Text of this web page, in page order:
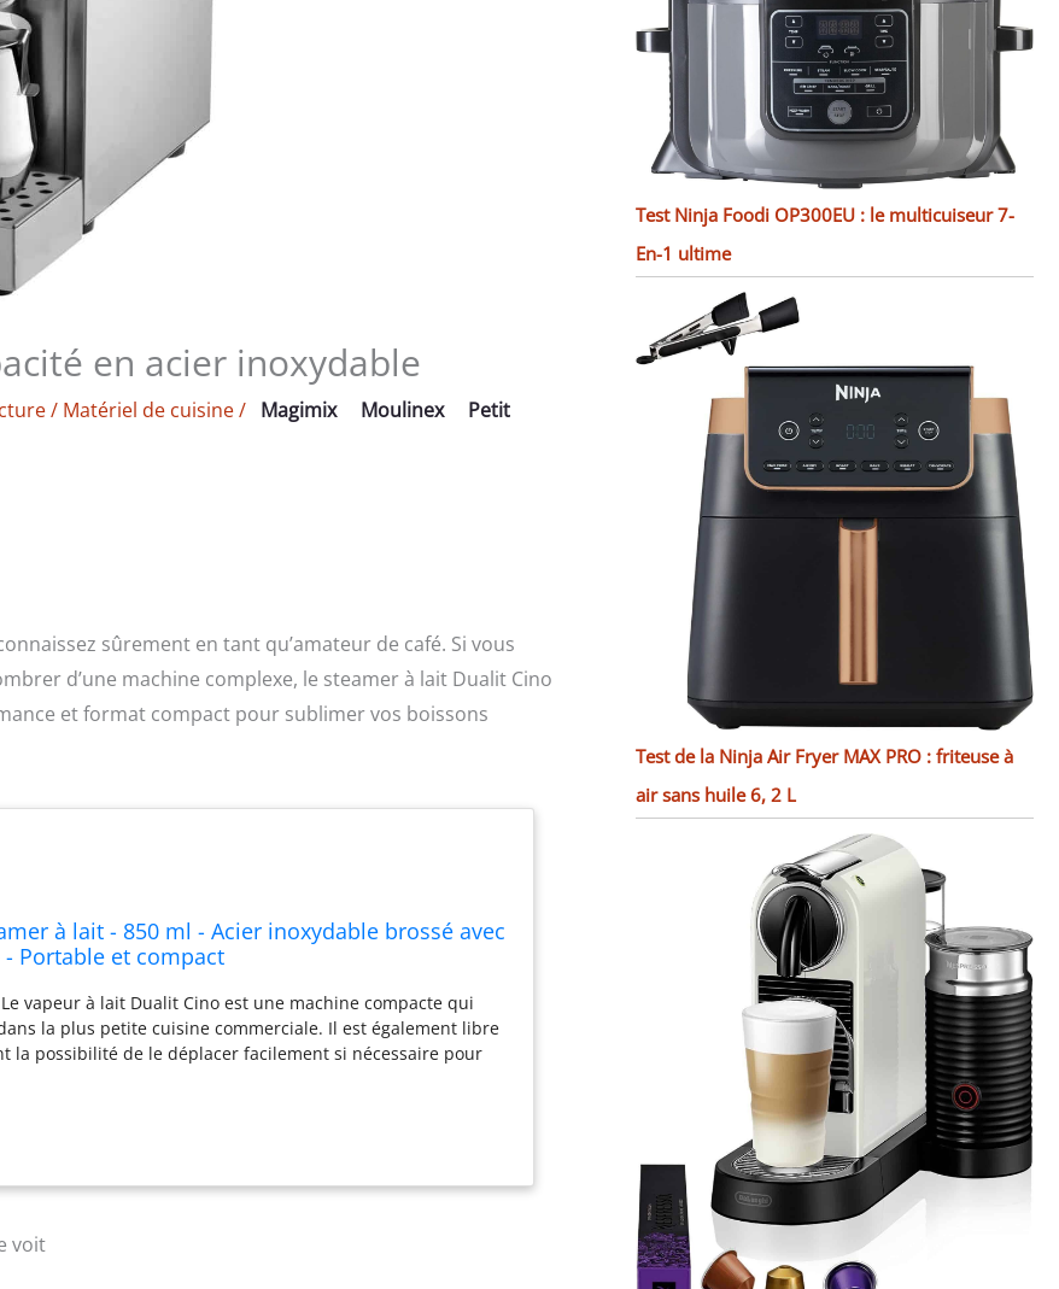
en acier inoxydable
/ Matériel de cuisine/ Magimix Moulinex
Petit
sûrement en tant qu’amateur de café. Si vous
d’une machine complexe, le steamer à lait Dualit Cino
et format compact pour sublimer vos boissons
à lait - 850 ml - Acier inoxydable brossé avec
Portable et compact
vapeur à lait Dualit Cino est une machine compacte qui
la plus petite cuisine commerciale. Il est également libre
la possibilité de le déplacer facilement si nécessaire pour
et la puissance de chauffer le lait en une seule minute * Un
de temps! Avec ce lait engraissement, le multitâche
- de notre fondement en 1945, nous avons continué à
voit
Test Ninja Foodi OP300EU : le multicuiseur 7-
En-1 ultime
Test de la Ninja Air Fryer MAX PRO : friteuse à
air sans huile 6, 2 L